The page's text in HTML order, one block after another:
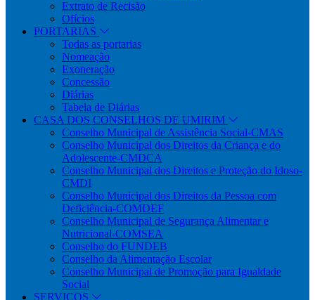
Extrato de Recisão
Ofícios
PORTARIAS
Todas as portarias
Nomeação
Exoneração
Concessão
Diárias
Tabela de Diárias
CASA DOS CONSELHOS DE UMIRIM
Conselho Municipal de Assistência Social-CMAS
Conselho Municipal dos Direitos da Criança e do
Adolescente-CMDCA
Conselho Municipal dos Direitos e Proteção do Idoso-
CMDI
Conselho Municipal dos Direitos da Pessoa com
Deficiência-COMDEF
Conselho Municipal de Segurança Alimentar e
Nutricional-COMSEA
Conselho do FUNDEB
Conselho da Alimentação Escolar
Conselho Municipal de Promoção para Igualdade
Social
SERVIÇOS